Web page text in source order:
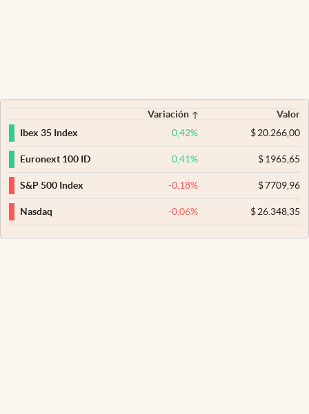
Variación
Valor
Ibex 35 Index
0,42% $20.266,00
Euronext 100 ID 0,41% $1965,65
S&P 500 Index -0,18% $7709,96
Nasdaq -0,06% $26.348,35